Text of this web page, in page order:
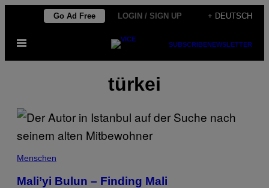
content
Go Ad Free LOGIN / SIGN UP + DEUTSCH
Open
SUBSCRIBENEWSLETTER
türkei
Menschen
Mali’yi Bulun – Finding Mali